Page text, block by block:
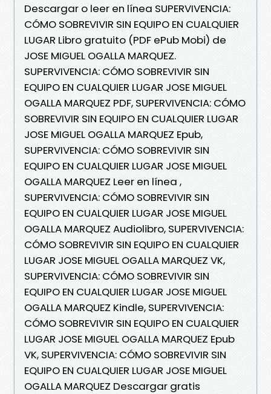
Descargar o leer en línea SUPERVIVENCIA:
CÓMO SOBREVIVIR SIN EQUIPO EN CUALQUIER
LUGAR Libro gratuito (PDF ePub Mobi) de
JOSE MIGUEL OGALLA MARQUEZ.
SUPERVIVENCIA: CÓMO SOBREVIVIR SIN
EQUIPO EN CUALQUIER LUGAR JOSE MIGUEL
OGALLA MARQUEZ PDF, SUPERVIVENCIA: CÓMO
SOBREVIVIR SIN EQUIPO EN CUALQUIER LUGAR
JOSE MIGUEL OGALLA MARQUEZ Epub,
SUPERVIVENCIA: CÓMO SOBREVIVIR SIN
EQUIPO EN CUALQUIER LUGAR JOSE MIGUEL
OGALLA MARQUEZ Leer en línea ,
SUPERVIVENCIA: CÓMO SOBREVIVIR SIN
EQUIPO EN CUALQUIER LUGAR JOSE MIGUEL
OGALLA MARQUEZ Audiolibro, SUPERVIVENCIA:
CÓMO SOBREVIVIR SIN EQUIPO EN CUALQUIER
LUGAR JOSE MIGUEL OGALLA MARQUEZ VK,
SUPERVIVENCIA: CÓMO SOBREVIVIR SIN
EQUIPO EN CUALQUIER LUGAR JOSE MIGUEL
OGALLA MARQUEZ Kindle, SUPERVIVENCIA:
CÓMO SOBREVIVIR SIN EQUIPO EN CUALQUIER
LUGAR JOSE MIGUEL OGALLA MARQUEZ Epub
VK, SUPERVIVENCIA: CÓMO SOBREVIVIR SIN
EQUIPO EN CUALQUIER LUGAR JOSE MIGUEL
OGALLA MARQUEZ Descargar gratis